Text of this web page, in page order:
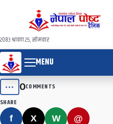
२०८३ श्रावण २५, सोमवार
MENU
••• 0COMMENTS
SHARE
f X W @